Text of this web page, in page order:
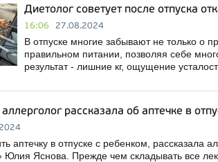
Диетолог советует после отпуска
16:06 27.08.2024
В отпуске многие забывают не только о
правильном питании, позволяя себе
результат - лишние кг, ощущение
рассказала об аптечке в
аптечку в отпуске с ребенком, рассказала
Юлия Яснова. Прежде чем складывать все